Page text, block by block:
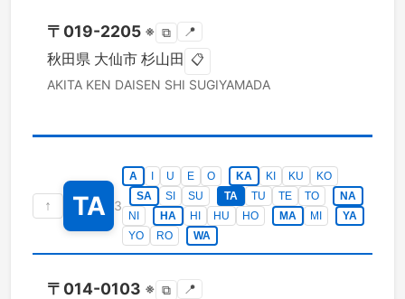
〒 019-2205 ※ ⧉ 📍
秋田県 大仙市 杉山田 📋
AKITA KEN DAISEN SHI SUGIYAMADA
↑ TA 3
A U E O KA KI KU
KO
SA
SI SU TA TU TE TO
NA
NI
HA HI HU HO MA MI
YA
YO
RO WA
〒 014-0103 ※ ⧉ 📍